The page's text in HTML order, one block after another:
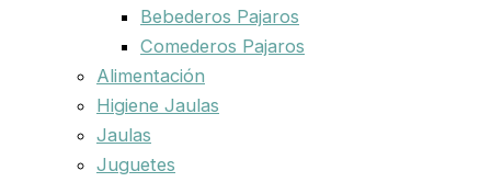
Bebederos Pajaros
Comederos Pajaros
Alimentación
Higiene Jaulas
Jaulas
Juguetes